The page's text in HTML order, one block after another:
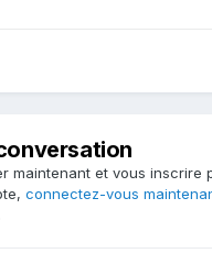
maintenant et vous inscrire
connectez-vous